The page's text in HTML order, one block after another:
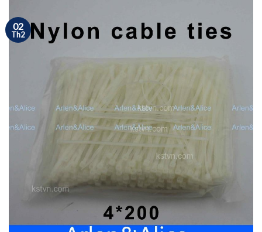
02
Th2